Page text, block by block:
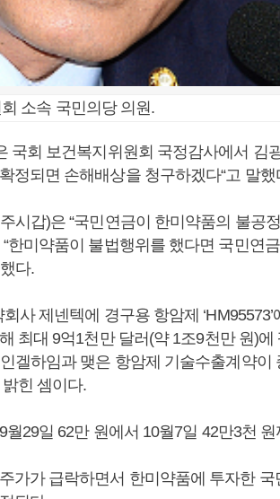
소속 국민의당 의원.
국회 보건복지위원회 국정감사에서 김
정되면 손해배상을 청구하겠다“고 말했
시갑)은 “국민연금이 한미약품의 불공
한미약품이 불법행위를 했다면 국민연
다.
사 제넨텍에 경구용 항암제
최대 9억1천만 달러(약 1조9천만 원)에
겔하임과 맺은 항암제 기술수출계약이
힌 셈이다.
29일 62만 원에서 10월7일 42만3천
가가 급락하면서 한미약품에 투자한 국